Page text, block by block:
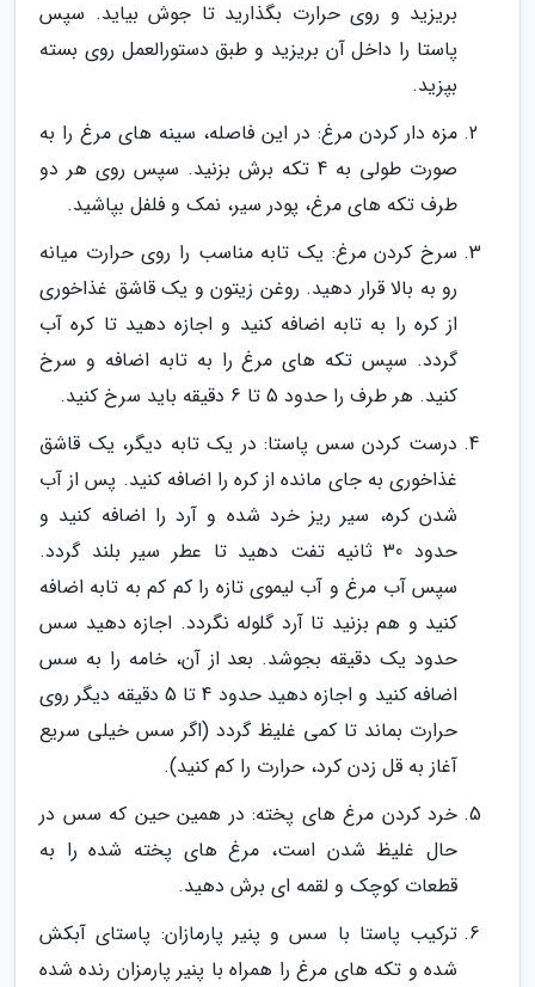
بریزید و روی حرارت بگذارید تا جوش بیاید. سپس
پاستا را داخل آن بریزید و طبق دستورالعمل روی بسته
بپزید.
مزه دار کردن مرغ: در این فاصله، سینه های مرغ را به
صورت طولی به 4 تکه برش بزنید. سپس روی هر دو
طرف تکه های مرغ، پودر سیر، نمک و فلفل بپاشید.
سرخ کردن مرغ: یک تابه مناسب را روی حرارت میانه
رو به بالا قرار دهید. روغن زیتون و یک قاشق غذاخوری
از کره را به تابه اضافه کنید و اجازه دهید تا کره آب
گردد. سپس تکه های مرغ را به تابه اضافه و سرخ
کنید. هر طرف را حدود 5 تا 6 دقیقه باید سرخ کنید.
درست کردن سس پاستا: در یک تابه دیگر، یک قاشق
غذاخوری به جای مانده از کره را اضافه کنید. پس از آب
شدن کره، سیر ریز خرد شده و آرد را اضافه کنید و
حدود 30 ثانیه تفت دهید تا عطر سیر بلند گردد.
سپس آب مرغ و آب لیموی تازه را کم کم به تابه اضافه
کنید و هم بزنید تا آرد گلوله نگردد. اجازه دهید سس
حدود یک دقیقه بجوشد. بعد از آن، خامه را به سس
اضافه کنید و اجازه دهید حدود 4 تا 5 دقیقه دیگر روی
حرارت بماند تا کمی غلیظ گردد (اگر سس خیلی سریع
آغاز به قل زدن کرد، حرارت را کم کنید).
خرد کردن مرغ های پخته: در همین حین که سس در
حال غلیظ شدن است، مرغ های پخته شده را به
قطعات کوچک و لقمه ای برش دهید.
ترکیب پاستا با سس و پنیر پارمازان: پاستای آبکش
شده و تکه های مرغ را همراه با پنیر پارمزان رنده شده